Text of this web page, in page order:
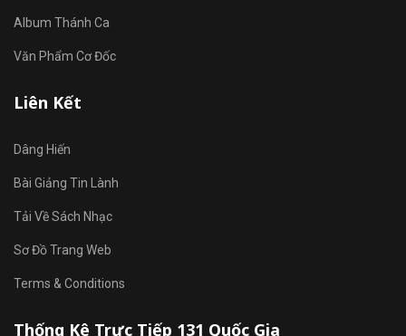
Album Thánh Ca
Văn Phẩm Cơ Đốc
Liên Kết
Dâng Hiến
Bài Giảng Tin Lành
Tải Về Sách Nhạc
Sơ Đồ Trang Web
Terms & Conditions
Thống Kê Trực Tiếp 131 Quốc Gia